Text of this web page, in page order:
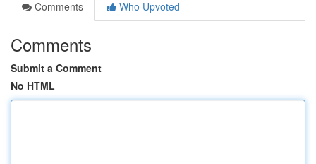
Comments
Who Upvoted
Comments
Submit a Comment
No HTML